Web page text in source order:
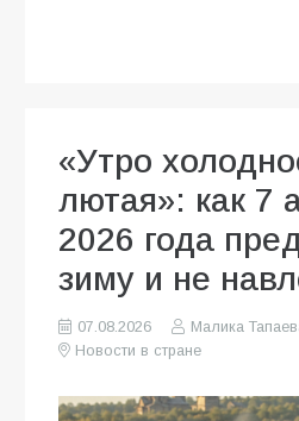
«Утро
лютая»: как 7
2026 года
зиму и не
07.08.2026
Малика
Новости в стране